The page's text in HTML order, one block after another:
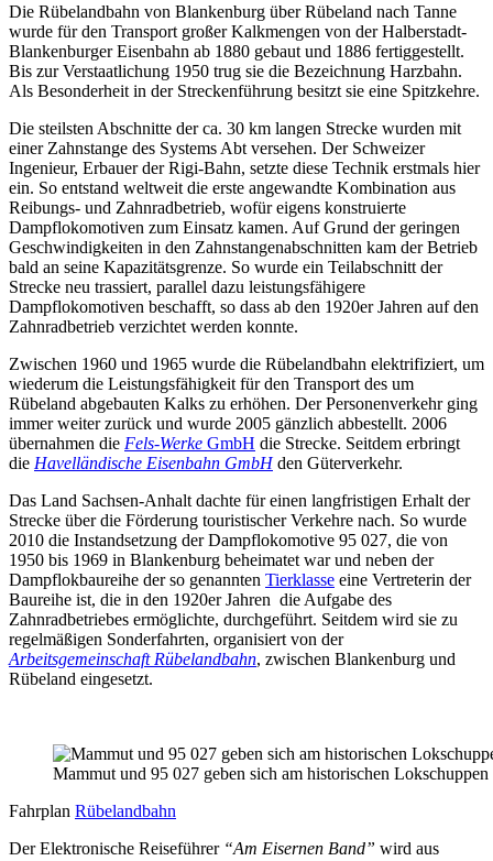
Die Rübelandbahn von Blankenburg über Rübeland nach Tanne
wurde für den Transport großer Kalkmengen von der Halberstadt-
Blankenburger Eisenbahn ab 1880 gebaut und 1886 fertiggestellt.
Bis zur Verstaatlichung 1950 trug sie die Bezeichnung Harzbahn.
Als Besonderheit in der Streckenführung besitzt sie eine Spitzkehre.
Die steilsten Abschnitte der ca. 30 km langen Strecke wurden mit
einer Zahnstange des Systems Abt versehen. Der Schweizer
Ingenieur, Erbauer der Rigi-Bahn, setzte diese Technik erstmals hier
ein. So entstand weltweit die erste angewandte Kombination aus
Reibungs- und Zahnradbetrieb, wofür eigens konstruierte
Dampflokomotiven zum Einsatz kamen. Auf Grund der geringen
Geschwindigkeiten in den Zahnstangenabschnitten kam der Betrieb
bald an seine Kapazitätsgrenze. So wurde ein Teilabschnitt der
Strecke neu trassiert, parallel dazu leistungsfähigere
Dampflokomotiven beschafft, so dass ab den 1920er Jahren auf den
Zahnradbetrieb verzichtet werden konnte.
Zwischen 1960 und 1965 wurde die Rübelandbahn elektrifiziert, um
wiederum die Leistungsfähigkeit für den Transport des um
Rübeland abgebauten Kalks zu erhöhen. Der Personenverkehr ging
immer weiter zurück und wurde 2005 gänzlich abbestellt. 2006
übernahmen die Fels-Werke GmbH die Strecke. Seitdem erbringt
die Havelländische Eisenbahn GmbHden Güterverkehr.
Das Land Sachsen-Anhalt dachte für einen langfristigen Erhalt der
Strecke über die Förderung touristischer Verkehre nach. So wurde
2010 die Instandsetzung der Dampflokomotive 95 027, die von
1950 bis 1969 in Blankenburg beheimatet war und neben der
Dampflokbaureihe der so genannten Tierklasse eine Vertreterin der
Baureihe ist, die in den 1920er Jahren die Aufgabe des
Zahnradbetriebes ermöglichte, durchgeführt. Seitdem wird sie zu
regelmäßigen Sonderfahrten, organisiert von der
Arbeitsgemeinschaft Rübelandbahn, zwischen Blankenburg und
Rübeland eingesetzt.
Mammut und 95 027 geben sich am historischen
Fahrplan Rübelandbahn
Der Elektronische Reiseführer “Am Eisernen Band” wird aus